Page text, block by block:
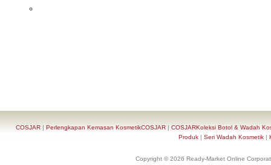
COSJAR| Perlengkapan Kemasan KosmetikCOSJAR| COSJARKoleksi Botol & Wadah
Produk | Seri Wadah Kosmetik |
Copyright © 2026 Ready-Market Online